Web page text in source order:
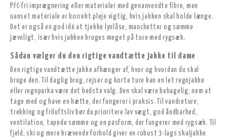
PFC-fri imprægnering eller materialer med genanvendte fibre, men
uanset materiale er korrekt pleje vigtig, hvis jakken skal holde længe.
Det er også en god idé at tjekke lynlåse, manchetter og sømme
jævnligt, især hvis jakken bruges meget på ture med rygsæk.
Sådan vælger du den rigtige vandtætte jakke til dame
Den rigtige vandtætte jakke afhænger af, hvor og hvordan du skal
bruge den. Til daglig brug, rejser og korte ture kan en let regnjakke
eller regnparka være det bedste valg. Den skal være behagelig, nem at
tage med og have en hætte, der fungerer i praksis. Til vandreture,
trekking og friluftsliv bør du prioritere lav vægt, god åndbarhed,
ventilation, tapede sømme og en pasform, der fungerer med rygsæk. Til
fjeld, ski og mere krævende forhold giver en robust 3-lags skaljakke